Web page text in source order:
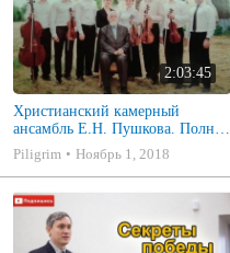
2:03:45
Христианский камерный
ансамбль Е.Н. Пушкова. Полное
собрание
Piligrim Ноябрь 1, 2018